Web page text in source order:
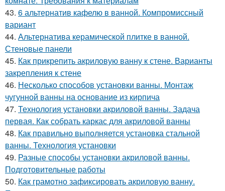
43. 6 альтернатив кафелю в ванной. Компромиссный
вариант
44. Альтернатива керамической плитке в ванной.
Стеновые панели
45. Как прикрепить акриловую ванну к стене. Варианты
закрепления к стене
46. Несколько способов установки ванны. Монтаж
чугунной ванны на основание из кирпича
47. Технология установки акриловой ванны. Задача
первая. Как собрать каркас для акриловой ванны
48. Как правильно выполняется установка стальной
ванны. Технология установки
49. Разные способы установки акриловой ванны.
Подготовительные работы
50. Как грамотно зафиксировать акриловую ванну.